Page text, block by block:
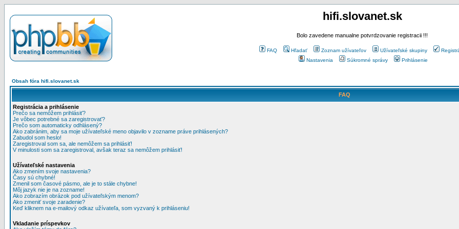
hifi.slovanet.sk
Bolo zavedene manualne potvrdzovanie registracii !!!
FAQ Hľadať Zoznam užívateľov Užívateľské skupiny
Nastavenia
Súkromné správy Prihlásenie
Obsah fóra hifi.slovanet.sk
FAQ
Registrácia a prihlásenie
Prečo sa nemôžem prihlásiť?
Je vôbec potrebné sa zaregistrovať?
Prečo som automaticky odhlásený?
Ako zabránim, aby sa moje užívateľské meno objavilo v zozname práve prihlásených?
Zabudol som heslo!
Zaregistroval som sa, ale nemôžem sa prihlásiť!
V minulosti som sa zaregistroval, avšak teraz sa nemôžem prihlásiť!
Užívateľské nastavenia
Ako zmením svoje nastavenia?
Časy sú chybné!
Zmenil som časové pásmo, ale je to stále chybne!
Môj jazyk nie je na zozname!
Ako zobrazím obrázok pod užívateľským menom?
Ako zmeniť svoje zaradenie?
Keď kliknem na e-mailový odkaz užívateľa, som vyzvaný k prihláseniu!
Vkladanie príspevkov